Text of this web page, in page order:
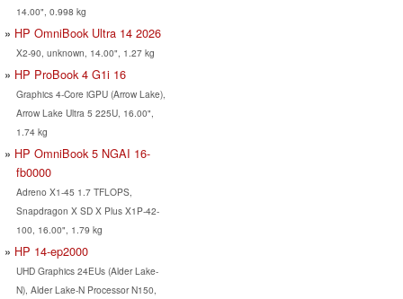
14.00", 0.998 kg
HP OmniBook Ultra 14 2026
X2-90, unknown, 14.00", 1.27 kg
HP ProBook 4 G1i 16
Graphics 4-Core iGPU (Arrow Lake),
Arrow Lake Ultra 5 225U, 16.00",
1.74 kg
HP OmniBook 5 NGAI 16-
fb0000
Adreno X1-45 1.7 TFLOPS,
Snapdragon X SD X Plus X1P-42-
100, 16.00", 1.79 kg
HP 14-ep2000
UHD Graphics 24EUs (Alder Lake-
N), Alder Lake-N Processor N150,